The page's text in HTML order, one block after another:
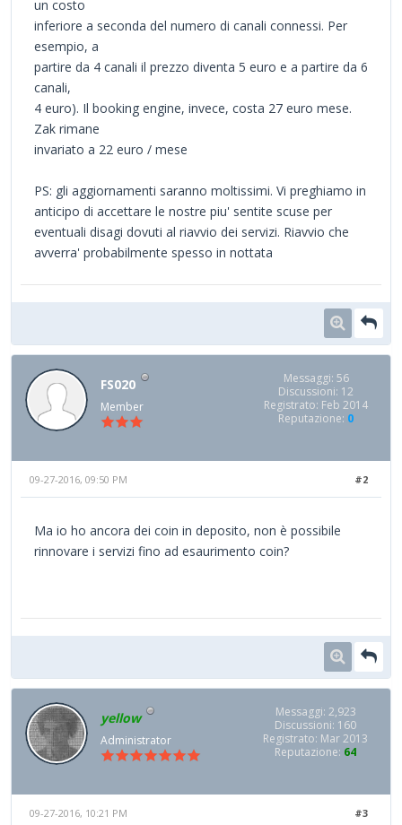
un costo
inferiore a seconda del numero di canali connessi. Per
esempio, a
partire da 4 canali il prezzo diventa 5 euro e a partire da 6
canali,
4 euro). Il booking engine, invece, costa 27 euro mese.
Zak rimane
invariato a 22 euro / mese
PS: gli aggiornamenti saranno moltissimi. Vi preghiamo in
anticipo di accettare le nostre piu' sentite scuse per
eventuali disagi dovuti al riavvio dei servizi. Riavvio che
avverra' probabilmente spesso in nottata
FS020
Member
Messaggi: 56
Discussioni: 12
Registrato: Feb 2014
Reputazione: 0
#2
09-27-2016, 09:50 PM
Ma io ho ancora dei coin in deposito, non è possibile
rinnovare i servizi fino ad esaurimento coin?
yellow
Administrator
Messaggi: 2,923
Discussioni: 160
Registrato: Mar 2013
Reputazione: 64
#3
09-27-2016, 10:21 PM